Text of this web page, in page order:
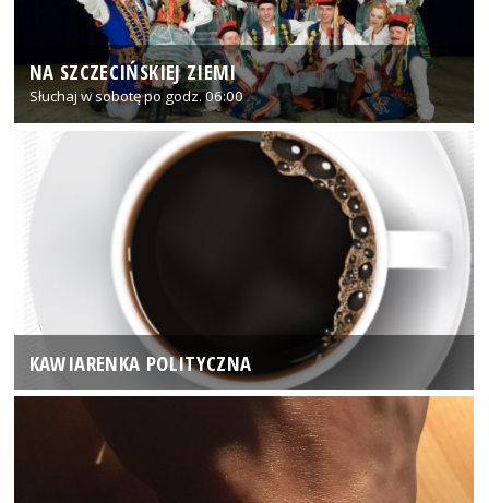
NA SZCZECIŃSKIEJ ZIEMI
Słuchaj w sobotę po godz. 06:00
KAWIARENKA POLITYCZNA